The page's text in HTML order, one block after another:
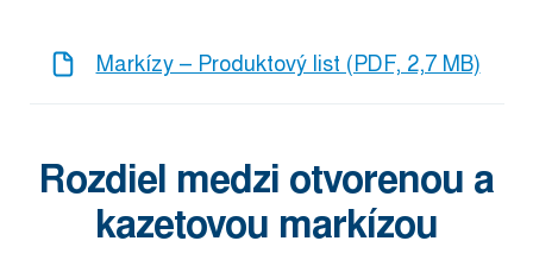
Markízy – Produktový list (PDF, 2,7 MB)
Rozdiel medzi otvorenou a
kazetovou markízou